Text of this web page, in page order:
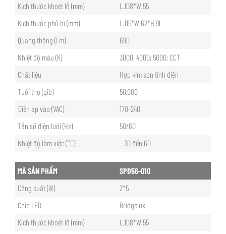
Kích thước khoét lỗ (mm)
L.108*W.55
Kích thước phủ bì (mm)
L.115*W.62*H.91
Quang thông (Lm)
690
Nhiệt độ màu (K)
3000; 4000; 5000; CCT
Chất liệu
Hợp kim sơn tĩnh điện
Tuổi thọ (giờ)
50.000
Điện áp vào (VAC)
170-240
Tần số điện lưới (Hz)
50/60
Nhiệt độ làm việc (°C)
– 30 đến 60
MÃ SẢN PHẨM
SPD56-010
Công suất (W)
2*5
Chip LED
Bridgelux
Kích thước khoét lỗ (mm)
L.108*W.55